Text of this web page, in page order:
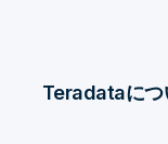
Teradataにつ